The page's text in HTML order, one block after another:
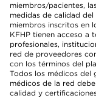
miembros/pacientes,
medidas de calidad
miembros inscritos en
KFHP tienen acceso a
profesionales,
red de proveedores
con los términos del
Todos los médicos del
médicos de la red
calidad y